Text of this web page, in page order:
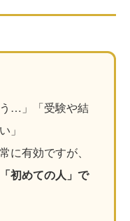
う…」「受験や結
」
に有効ですが、
初めての人」で